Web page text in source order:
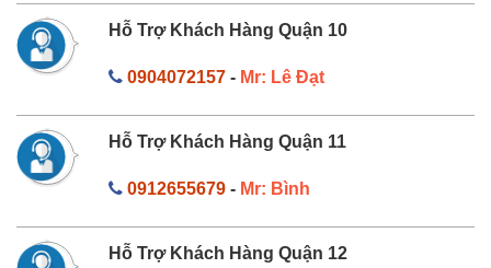
Hỗ Trợ Khách Hàng Quận 10
0904072157- Mr: Lê Đạt
Hỗ Trợ Khách Hàng Quận 11
0912655679- Mr: Bình
Hỗ Trợ Khách Hàng Quận 12